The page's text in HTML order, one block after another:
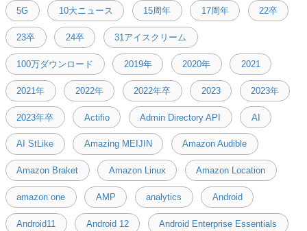
5G 10大ニュース 15周年 17周年 22卒
23卒 24卒 31アイスクリーム
100万ダウンロード 2019年 2020年 2021
2021年 2022年 2022年卒 2023 2023年
2023年卒 Actifio Admin Directory API AI
AI StLike Amazing MEIJIN Amazon Audible
Amazon Braket Amazon Linux Amazon Location
amazon one AMP analytics Android
Android11 Android 12 Android Enterprise Essentials